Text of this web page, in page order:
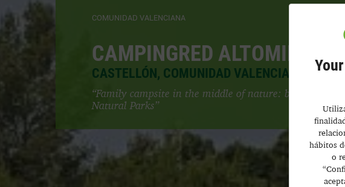
COMUNIDAD VALENCIANA
CAMPINGRED ALTOMIRA
CASTELLÓN, COMUNIDAD VALENCIANA
“Family campsite in the middle of nature: between two
Natural Parks”
hábitos
o